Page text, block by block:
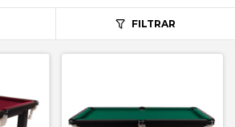
FILTRAR